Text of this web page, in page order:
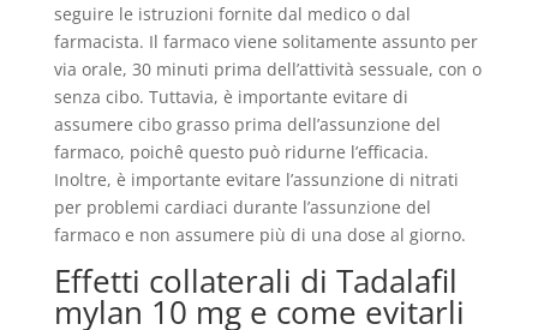
seguire le istruzioni fornite dal medico o dal
farmacista. Il farmaco viene solitamente assunto per
via orale, 30 minuti prima dell’attività sessuale, con o
senza cibo. Tuttavia, è importante evitare di
assumere cibo grasso prima dell’assunzione del
farmaco, poichê questo può ridurne l’efficacia.
Inoltre, è importante evitare l’assunzione di nitrati
per problemi cardiaci durante l’assunzione del
farmaco e non assumere più di una dose al giorno.
Effetti collaterali di Tadalafil
mylan 10 mg e come evitarli